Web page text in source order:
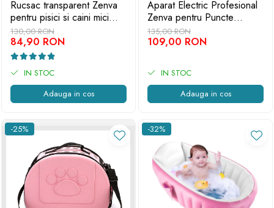
Rucsac transparent Zenva
pentru pisici si caini mici
24x32x41 cm - ventilatie,
confort si siguranta, Roz
130,00 RON
84,90 RON
IN STOC
Adauga in cos
Aparat Electric Profesional
Zenva pentru Puncte
Negre și Acnee - 4 Capete
+ 4 Ace Extractoare
135,00 RON
109,00 RON
IN STOC
Adauga in cos
-25% -32%